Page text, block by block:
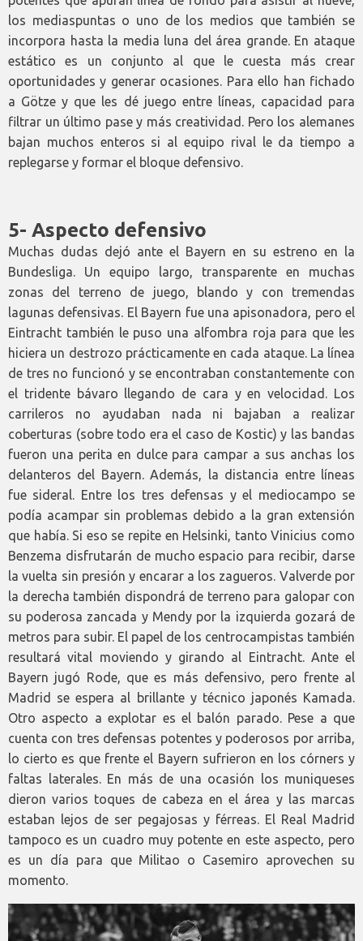
los mediaspuntas o uno de los medios que también se
incorpora hasta la media luna del área grande. En ataque
estático es un conjunto al que le cuesta más crear
oportunidades y generar ocasiones. Para ello han fichado
a Götze y que les dé juego entre líneas, capacidad para
filtrar un último pase y más creatividad. Pero los alemanes
bajan muchos enteros si al equipo rival le da tiempo a
replegarse y formar el bloque defensivo.
5- Aspecto defensivo
Muchas dudas dejó ante el Bayern en su estreno en la
Bundesliga. Un equipo largo, transparente en muchas
zonas del terreno de juego, blando y con tremendas
lagunas defensivas. El Bayern fue una apisonadora, pero el
Eintracht también le puso una alfombra roja para que les
hiciera un destrozo prácticamente en cada ataque. La línea
de tres no funcionó y se encontraban constantemente con
el tridente bávaro llegando de cara y en velocidad. Los
carrileros no ayudaban nada ni bajaban a realizar
coberturas (sobre todo era el caso de Kostic) y las bandas
fueron una perita en dulce para campar a sus anchas los
delanteros del Bayern. Además, la distancia entre líneas
fue sideral. Entre los tres defensas y el mediocampo se
podía acampar sin problemas debido a la gran extensión
que había. Si eso se repite en Helsinki, tanto Vinicius como
Benzema disfrutarán de mucho espacio para recibir, darse
la vuelta sin presión y encarar a los zagueros. Valverde por
la derecha también dispondrá de terreno para galopar con
su poderosa zancada y Mendy por la izquierda gozará de
metros para subir. El papel de los centrocampistas también
resultará vital moviendo y girando al Eintracht. Ante el
Bayern jugó Rode, que es más defensivo, pero frente al
Madrid se espera al brillante y técnico japonés Kamada.
Otro aspecto a explotar es el balón parado. Pese a que
cuenta con tres defensas potentes y poderosos por arriba,
lo cierto es que frente el Bayern sufrieron en los córners y
faltas laterales. En más de una ocasión los muniqueses
dieron varios toques de cabeza en el área y las marcas
estaban lejos de ser pegajosas y férreas. El Real Madrid
tampoco es un cuadro muy potente en este aspecto, pero
es un día para que Militao o Casemiro aprovechen su
momento.